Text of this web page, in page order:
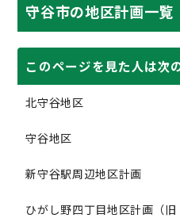
守谷市の地区計画一覧
このページを見た人は次
北守谷地区
守谷地区
新守谷駅周辺地区計画
ひがし野四丁目地区計画（旧